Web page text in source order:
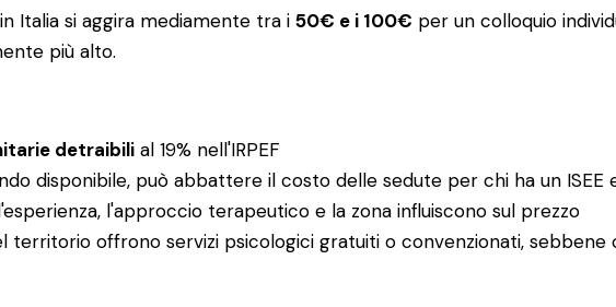
Italia si aggira mediamente tra i 50€ e i 100€ per un colloquio
più alto.
detraibili al 19% nell'IRPEF
disponibile, può abbattere il costo delle sedute per chi ha un
l'approccio terapeutico e la zona influiscono sul prezzo
territorio offrono servizi psicologici gratuiti o convenzionati,